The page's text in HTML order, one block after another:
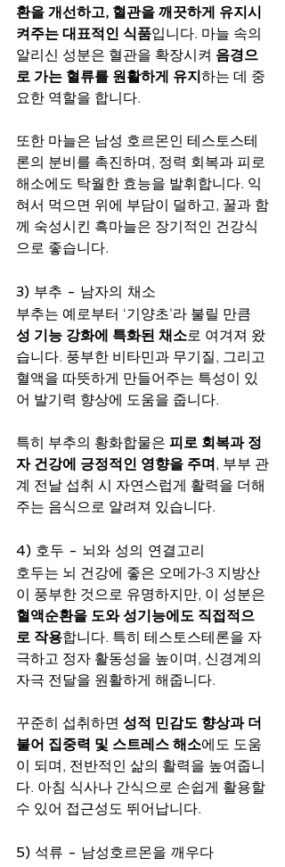
환을 개선하고, 혈관을 깨끗하게 유지시
켜주는 대표적인 식품입니다. 마늘 속의
알리신 성분은 혈관을 확장시켜 음경으
로 가는 혈류를 원활하게 유지하는 데 중
요한 역할을 합니다.
또한 마늘은 남성 호르몬인 테스토스테
론의 분비를 촉진하며, 정력 회복과 피로
해소에도 탁월한 효능을 발휘합니다. 익
혀서 먹으면 위에 부담이 덜하고, 꿀과 함
께 숙성시킨 흑마늘은 장기적인 건강식
으로 좋습니다.
3) 부추 - 남자의 채소
부추는 예로부터 ‘기양초’라 불릴 만큼
성 기능 강화에 특화된 채소로 여겨져 왔
습니다. 풍부한 비타민과 무기질, 그리고
혈액을 따뜻하게 만들어주는 특성이 있
어 발기력 향상에 도움을 줍니다.
특히 부추의 황화합물은 피로 회복과 정
자 건강에 긍정적인 영향을 주며, 부부 관
계 전날 섭취 시 자연스럽게 활력을 더해
주는 음식으로 알려져 있습니다.
4) 호두 - 뇌와 성의 연결고리
호두는 뇌 건강에 좋은 오메가-3 지방산
이 풍부한 것으로 유명하지만, 이 성분은
혈액순환을 도와 성기능에도 직접적으
로 작용합니다. 특히 테스토스테론을 자
극하고 정자 활동성을 높이며, 신경계의
자극 전달을 원활하게 해줍니다.
꾸준히 섭취하면 성적 민감도 향상과 더
불어 집중력 및 스트레스 해소에도 도움
이 되며, 전반적인 삶의 활력을 높여줍니
다. 아침 식사나 간식으로 손쉽게 활용할
수 있어 접근성도 뛰어납니다.
5) 석류 - 남성호르몬을 깨우다